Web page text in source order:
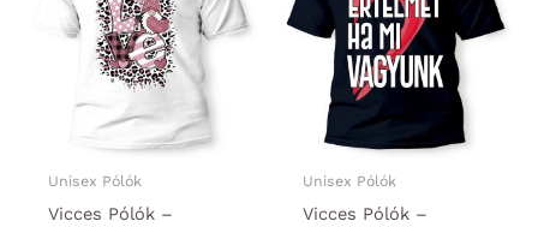
A
termékoldalon
választhatók
Unisex Pólók
Vicces Pólók –
Unisex Pólók
Vicces Pólók –